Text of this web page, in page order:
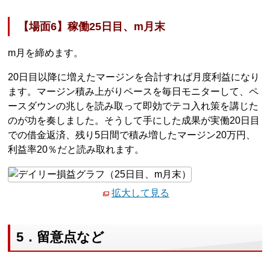
【場面6】稼働25日目、m月末
m月を締めます。
20日目以降に増えたマージンを合計すれば月度利益になり
ます。マージン積み上がりペースを毎日モニターして、ペ
ースダウンの兆しを読み取って即効でテコ入れ策を講じた
のが功を奏しました。そうして手にした成果が実働20日目
での借金返済、残り5日間で積み増したマージン20万円、
利益率20％だと読み取れます。
拡大して見る
5．留意点など